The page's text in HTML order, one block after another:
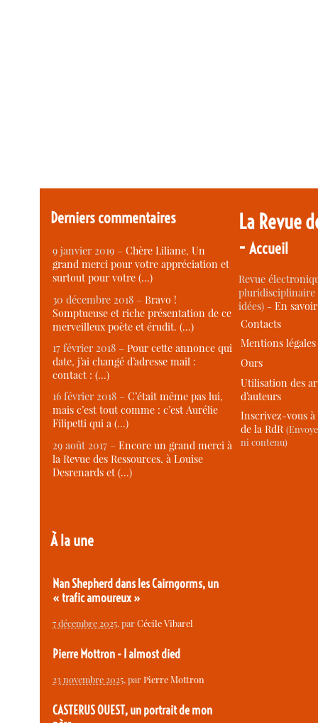
Derniers commentaires
9 janvier 2019 –Chère Liliane, Un
grand merci pour votre appréciation et
surtout pour votre (…)
30 décembre 2018 –Bravo !
Somptueuse et riche présentation de ce
merveilleux poète et érudit. (…)
17 février 2018 –Pour cette annonce qui
date, j’ai changé d’adresse mail :
contact : (…)
16 février 2018 –C’était même pas lui,
mais c’est tout comme : c’est Aurélie
Filipetti qui a (…)
29 août 2017 –Encore un grand merci à
la Revue des Ressources, à Louise
Desrenards et (…)
À la une
Nan Shepherd dans les Cairngorms, un
« trafic amoureux »
7 décembre 2025, parCécile Vibarel
Pierre Mottron - I almost died
23 novembre 2025, parPierre Mottron
CASTERUS OUEST, un portrait de mon
La Revue
-Accueil
Revue
idées) -En
Contacts
Mentions légales
Ours
Utilisation des
d’auteurs
Inscrivez-vous
de la RdR
ni contenu)